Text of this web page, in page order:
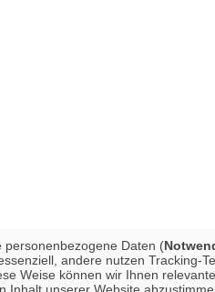
Daten (
andere nutzen Tracking-
Weise können wir Ihnen